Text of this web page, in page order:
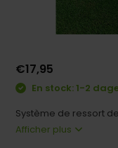
€17,95
En stock: 1-2
Système de ressort
Afficher plus